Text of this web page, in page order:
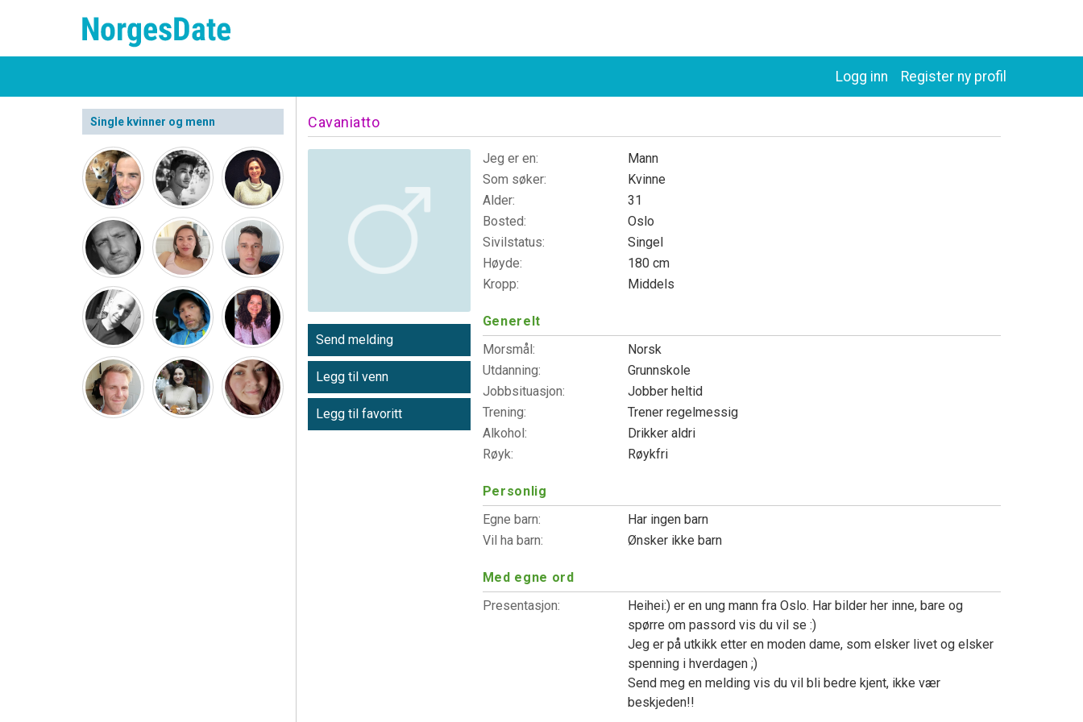
Register ny profil
Logg inn
Single kvinner og menn Cavaniatto
Send melding
Legg til venn
Legg til favoritt
Jeg er en:
Mann
Som søker:
Kvinne
Alder:
31
Bosted:
Oslo
Sivilstatus:
Singel
Høyde:
180 cm
Kropp:
Middels
Generelt
Morsmål:
Norsk
Utdanning:
Grunnskole
Jobbsituasjon:
Jobber heltid
Trening:
Trener regelmessig
Alkohol:
Drikker aldri
Røyk:
Røykfri
Personlig
Egne barn:
Har ingen barn
Vil ha barn:
Ønsker ikke barn
Med egne ord
Presentasjon:
Heihei:) er en ung mann fra Oslo. Har bilder her inne, bare og
spørre om passord vis du vil se :)
Jeg er på utkikk etter en moden dame, som elsker livet og elsker
spenning i hverdagen ;)
Send meg en melding vis du vil bli bedre kjent, ikke vær
beskjeden!!